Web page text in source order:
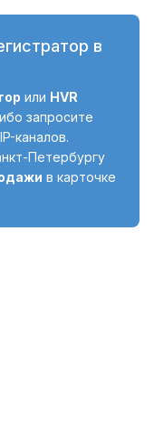
в
или HVR
запросите
каналов.
Петербургу
в карточке